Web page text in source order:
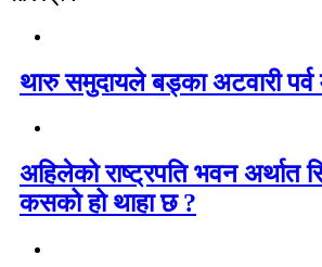
थारु समुदायले बड्का अटवारी पर्व
अहिलेको राष्ट्रपति भवन अर्थात
कसको हो थाहा छ ?